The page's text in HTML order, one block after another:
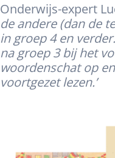
Onderwijs-expert
de andere (dan de
in groep 4 en
na groep 3 bij het
woordenschat op
voortgezet lezen.’